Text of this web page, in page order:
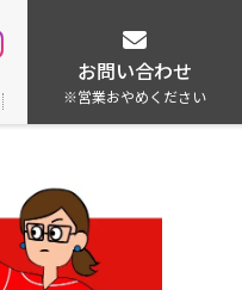
お問い合わせ
※営業おやめください